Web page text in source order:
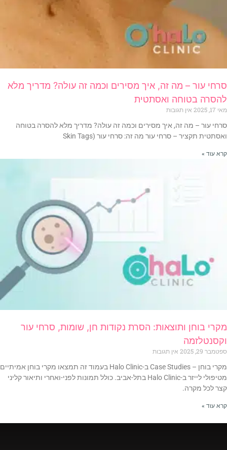
סרחי עור – מה זה, איך מסירים וכמה זה עולה? מדריך מלא
להסרה בטוחה ואסתטית
מאי 17, 2025
אין תגובות
סרחי עור – מה זה, איך מסירים וכמה זה עולה? מדריך מלא להסרה בטוחה
ואסתטית תקציר – סרחי עור מה זה: סרחי עור (Skin Tags
קרא עוד »
מקרי בוחן ותוצאות: הסרת נקודות חן, שומות, סרחי עור
וקסנטלזמה
ספטמבר 29, 2025
אין תגובות
מקרי בוחן – Case Studies ב-Halo Clinic בעמוד זה תמצאו מקרי בוחן אמיתיים
מטיפולי לייזר ב-Halo Clinic בתל-אביב. כולל תמונות לפני-ואחרי ותיאור קליני
קצר לכל מקרה.
קרא עוד »